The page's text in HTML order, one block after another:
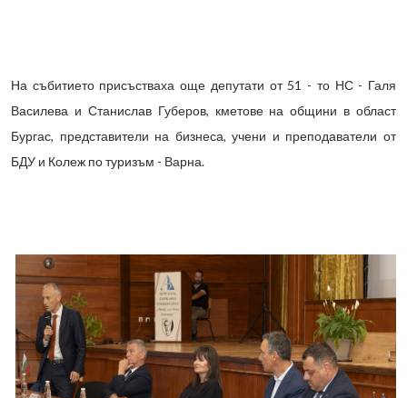
На събитието присъстваха още депутати от 51 - то НС - Галя
Василева и Станислав Губеров, кметове на общини в област
Бургас, представители на бизнеса, учени и преподаватели от
БДУ и Колеж по туризъм - Варна.